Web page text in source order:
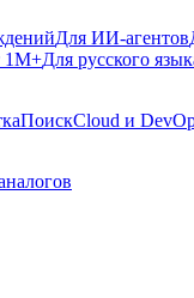
Для ИИ-агентов
1M+Для русского
ПоискCloud и